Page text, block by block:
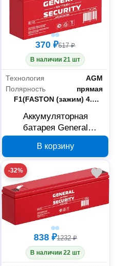
370 ₽617 ₽
В наличии 21 шт
Технология
AGM
Полярность
прямая
Тип клемм
F1(FASTON (зажим) 4.75 мм)
Аккумуляторная
батарея General
Ач
В корзину
-32%
838 ₽1232 ₽
В наличии 22 шт